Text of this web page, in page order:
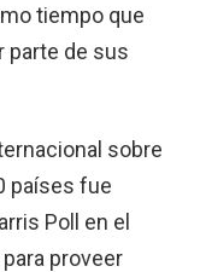
tiempo que
parte de sus
sobre
países fue
Poll en el
proveer